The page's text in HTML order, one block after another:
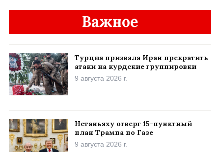
Важное
Турция призвала Иран прекратить
атаки на курдские группировки
9 августа 2026 г.
Нетаньяху отверг 15-пунктный
план Трампа по Газе
9 августа 2026 г.